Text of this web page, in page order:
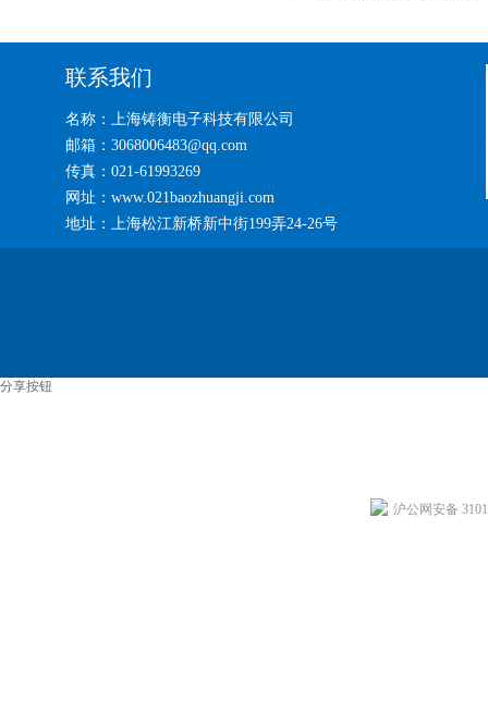
联系我们
名称：上海铸衡电子科技有限公司
邮箱：3068006483@qq.com
传真：021-61993269
网址：www.021baozhuangji.com
地址：上海松江新桥新中街199弄24-26号
分享按钮
沪公网安备